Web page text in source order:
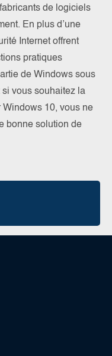
de logiciels
En plus d’une
Internet offrent
pratiques
de Windows sous
si vous souhaitez la
10, vous ne
bonne solution de